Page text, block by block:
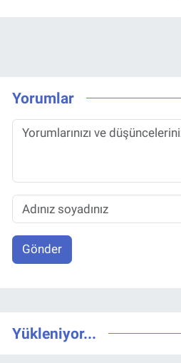
Yorumlar
Gönder
Yükleniyor...